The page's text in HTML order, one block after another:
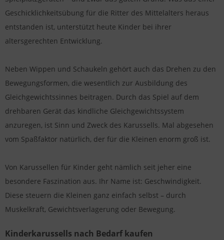
Geschicklichkeitsübung für die Ritter des Mittelalters heraus
entstanden ist, unterstützt heute Kinder bei ihrer
altersgerechten Entwicklung.
Neben Wippen und Schaukeln gehört auch das Drehen zu den
Bewegungsformen, die wesentlich zur Ausbildung des
Gleichgewichtssinnes beitragen. Durch das Spiel auf dem
drehbaren Gerät das kindliche Gleichgewichtssystem
anzuregen, ist Sinn und Zweck des Karussells. Mal abgesehen
vom Spaßfaktor natürlich, der für die Kleinen enorm groß ist.
Von Karussellen für Kinder geht nämlich seit jeher eine
besondere Faszination aus. Ihr Name ist: Geschwindigkeit.
Diese steuern die Kleinen ganz einfach selbst – durch
Muskelkraft, Gewichtsverlagerung oder Bewegung.
Kinderkarussells nach Bedarf kaufen